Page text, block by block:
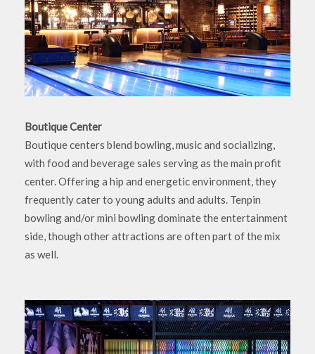
Boutique Center
Boutique centers blend bowling, music and socializing,
with food and beverage sales serving as the main profit
center. Offering a hip and energetic environment, they
frequently cater to young adults and adults. Tenpin
bowling and/or mini bowling dominate the entertainment
side, though other attractions are often part of the mix
as well.